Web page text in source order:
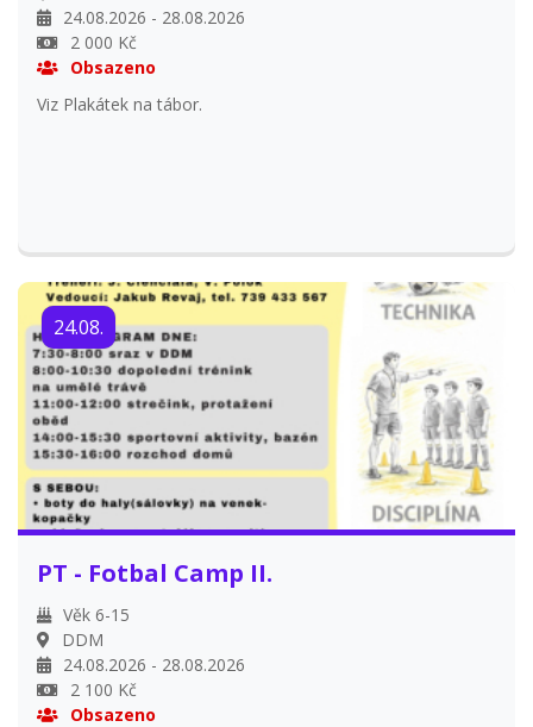
24.08.2026 - 28.08.2026
2 000 Kč
Obsazeno
Viz Plakátek na tábor.
24.08.
PT - Fotbal Camp II.
Věk 6-15
DDM
24.08.2026 - 28.08.2026
2 100 Kč
Obsazeno